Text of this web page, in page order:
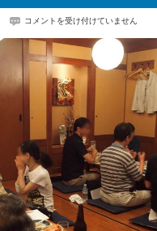
仲
の
同
窓
コメントを受け付けていません